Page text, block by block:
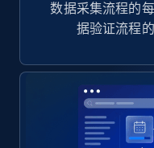
数据采集流程的
据验证流程